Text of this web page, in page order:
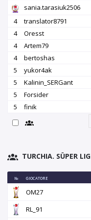
sania.tarasiuk2506
4
translator8791
4
Oresst
4
Artem79
4
bertoshas
5
yukor4ak
5
Kalinin_SERGant
5
Forsider
5
finik
TURCHIA. SÜPER LIG
№ GIOCATORE
OM27
RL_91